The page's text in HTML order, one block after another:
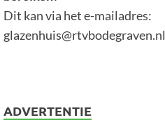
Dit kan via het e-mailadres:
glazenhuis@rtvbodegraven.nl
ADVERTENTIE